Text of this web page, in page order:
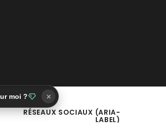
RÉSEAUX SOCIAUX (ARIA-
LABEL)
moi ? ×